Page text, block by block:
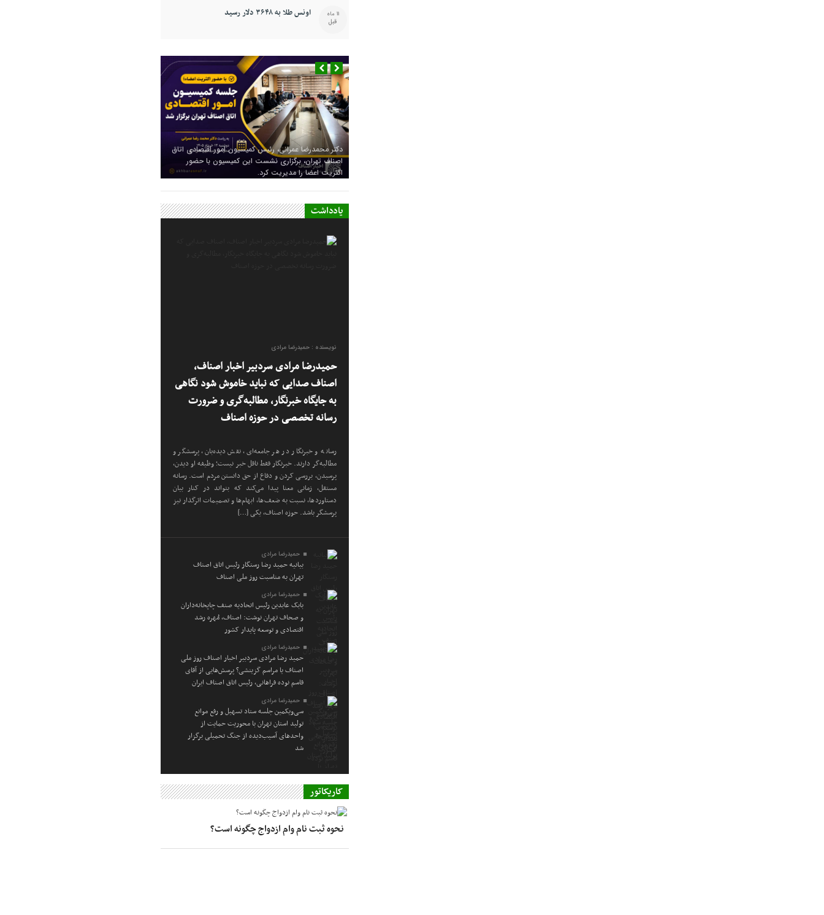
اونس طلا به ۳۶۴۸ دلار رسید 11 ماه
قبل
دکتر محمدرضا عمرانی، رئیس کمیسیون امور اقتصادی اتاق
اصناف تهران، برگزاری نشست این کمیسیون با حضور
اکثریت اعضا را مدیریت کرد.
یادداشت
نویسنده : حمیدرضا مرادی
حمیدرضا مرادی سردبیر اخبار اصناف،
اصناف صدایی که نباید خاموش شود نگاهی
به جایگاه خبرنگار، مطالبه‌گری و ضرورت
رسانه تخصصی در حوزه اصناف
رسانه و خبرنگار در هر جامعه‌ای، نقش دیده‌بان، پرسشگر و
مطالبه‌گر دارند. خبرنگار فقط ناقل خبر نیست؛ وظیفه او دیدن،
پرسیدن، بررسی کردن و دفاع از حق دانستن مردم است. رسانه
مستقل، زمانی معنا پیدا می‌کند که بتواند در کنار بیان
دستاوردها، نسبت به ضعف‌ها، ابهام‌ها و تصمیمات اثرگذار نیز
پرسشگر باشد. حوزه اصناف، یکی […]
حمیدرضا مرادی
بیانیه حمید رضا رستگار رئیس اتاق اصناف
تهران به مناسبت روز ملی اصناف
حمیدرضا مرادی
بابک عابدین رئیس اتحادیه صنف چاپخانه‌داران
و صحاف تهران نوشت: اصناف، مُهره رشد
اقتصادی و توسعه پایدار کشور
حمیدرضا مرادی
حمید رضا مرادی سردبیر اخبار اصناف روز ملی
اصناف یا مراسم گزینشی؟ پرسش‌هایی از آقای
قاسم نوده فراهانی، رئیس اتاق اصناف ایران
حمیدرضا مرادی
سی‌ویکمین جلسه ستاد تسهیل و رفع موانع
تولید استان تهران با محوریت حمایت از
واحدهای آسیب‌دیده از جنگ تحمیلی برگزار
شد
کاریکاتور
نحوه ثبت نام وام ازدواج چگونه است؟